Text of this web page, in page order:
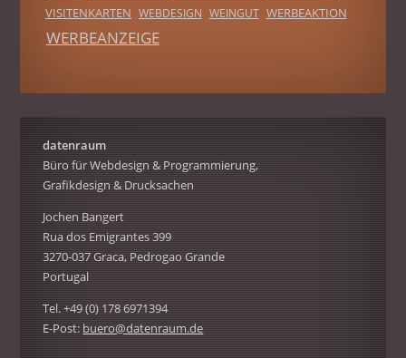
VISITENKARTEN WEBDESIGN WEINGUT WERBEAKTION
WERBEANZEIGE
datenraum
Büro für Webdesign & Programmierung,
Grafikdesign & Drucksachen
Jochen Bangert
Rua dos Emigrantes 399
3270-037 Graca, Pedrogao Grande
Portugal
Tel. +49 (0) 178 6971394
E-Post:buero@datenraum.de